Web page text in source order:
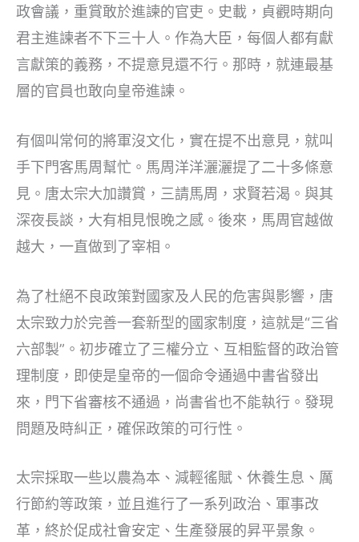
政會議，重賞敢於進諫的官吏。史載，貞觀時期向
君主進諫者不下三十人。作為大臣，每個人都有獻
言獻策的義務，不提意見還不行。那時，就連最基
層的官員也敢向皇帝進諫。
有個叫常何的將軍沒文化，實在提不出意見，就叫
手下門客馬周幫忙。馬周洋洋灑灑提了二十多條意
見。唐太宗大加讚賞，三請馬周，求賢若渴。與其
深夜長談，大有相見恨晚之感。後來，馬周官越做
越大，一直做到了宰相。
為了杜絕不良政策對國家及人民的危害與影響，唐
太宗致力於完善一套新型的國家制度，這就是“三省
六部製”。初步確立了三權分立、互相監督的政治管
理制度，即使是皇帝的一個命令通過中書省發出
來，門下省審核不通過，尚書省也不能執行。發現
問題及時糾正，確保政策的可行性。
太宗採取一些以農為本、減輕徭賦、休養生息、厲
行節約等政策，並且進行了一系列政治、軍事改
革，終於促成社會安定、生產發展的昇平景象。